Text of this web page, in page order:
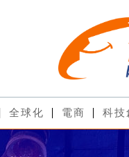
全球化 電商 科技